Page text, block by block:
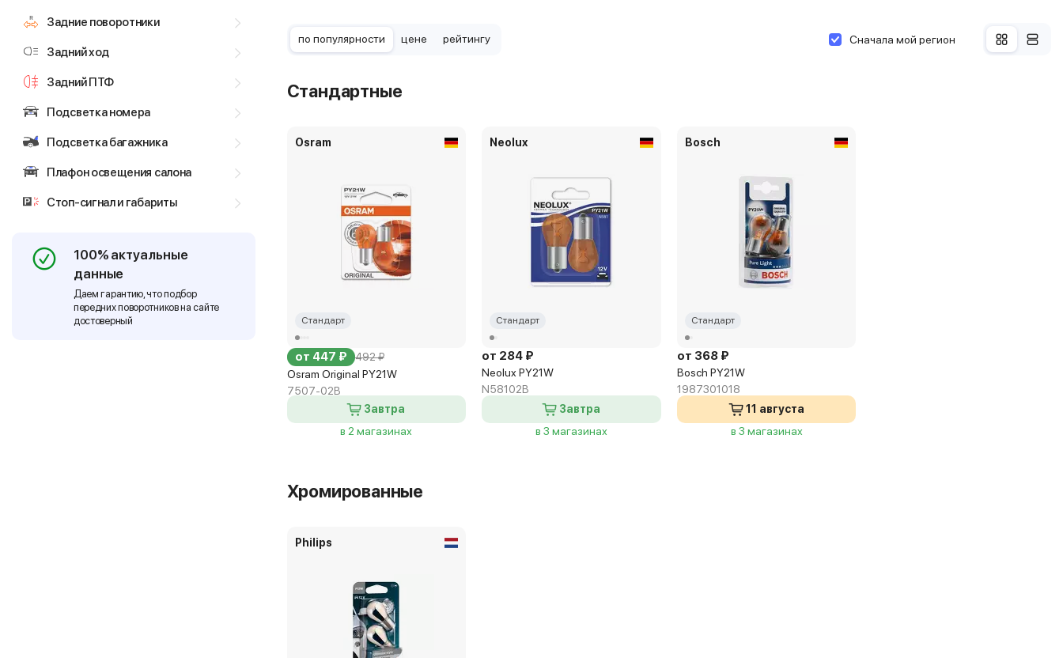
Задние поворотники
Задний ход
Задний ПТФ
Подсветка номера
Подсветка багажника
Плафон освещения салона
Стоп-сигнал и габариты
100% актуальные
данные
Даем гарантию, что подбор
передних поворотников на сайте
достоверный
по популярности цене рейтингу Сначала мой регион
Стандартные
Osram
Стандарт
от 447 ₽ 492 ₽
Osram Original PY21W
7507-02B
Завтра
в 2 магазинах
Neolux
Стандарт
от 284 ₽
Neolux PY21W
N58102B
Завтра
в 3 магазинах
Bosch
Стандарт
от 368 ₽
Bosch PY21W
1987301018
11 августа
в 3 магазинах
Хромированные
Philips